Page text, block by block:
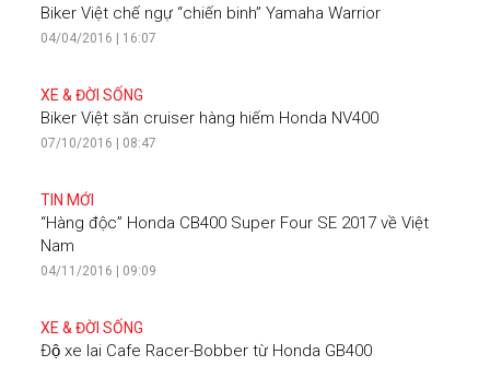
Biker Việt chế ngự “chiến binh” Yamaha Warrior
04/04/2016 | 16:07
XE & ĐỜI SỐNG
Biker Việt săn cruiser hàng hiếm Honda NV400
07/10/2016 | 08:47
TIN MỚI
“Hàng độc” Honda CB400 Super Four SE 2017 về Việt
Nam
04/11/2016 | 09:09
XE & ĐỜI SỐNG
Độ xe lai Cafe Racer-Bobber từ Honda GB400